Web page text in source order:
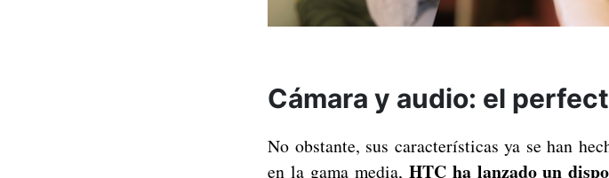
Cámara y audio: el
No obstante, sus características ya se han
en la gama media, HTC ha lanzado un